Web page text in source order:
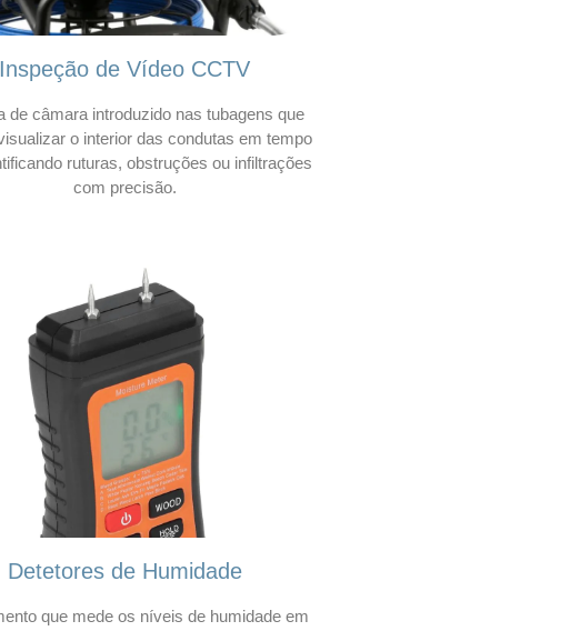
Inspeção de Vídeo CCTV
de câmara introduzido nas tubagens que
o interior das condutas em tempo
ruturas, obstruções ou infiltrações
com precisão.
Detetores de Humidade
que mede os níveis de humidade em